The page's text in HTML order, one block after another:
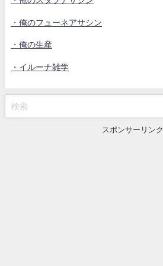
・俺のフューネアサシン
・俺の生産
・イルーナ雑学
スポンサーリンク